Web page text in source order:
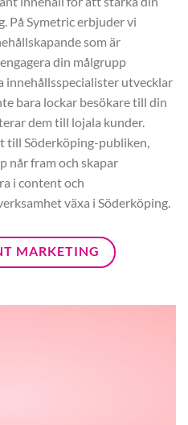
På Symetric erbjuder vi
som är
din målgrupp
innehållsspecialister utvecklar
bara lockar besökare till din
dem till lojala kunder.
till Söderköping-publiken,
når fram och skapar
i content och
växa i Söderköping.
MARKETING